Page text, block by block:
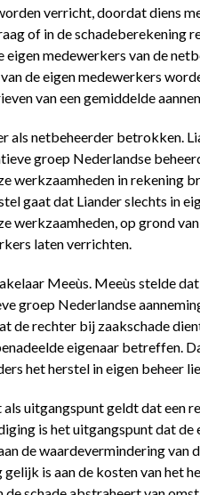
verricht, doordat diens
of in de schadeberekening
medewerkers van de
de eigen medewerkers
van een gemiddelde
als netbeheerder betrokken.
groep Nederlandse
werkzaamheden in rekening
gaat dat Liander slechts in
werkzaamheden, op grond
laten verrichten.
Meeùs. Meeùs stelde
groep Nederlandse
de rechter bij zaakschade
eigenaar betreffen.
het herstel in eigen beheer
uitgangspunt geldt dat een
is het uitgangspunt dat
de waardevermindering
is aan de kosten van het